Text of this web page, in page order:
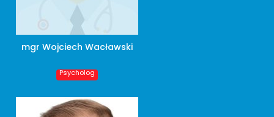
mgr Wojciech Wacławski
Psycholog